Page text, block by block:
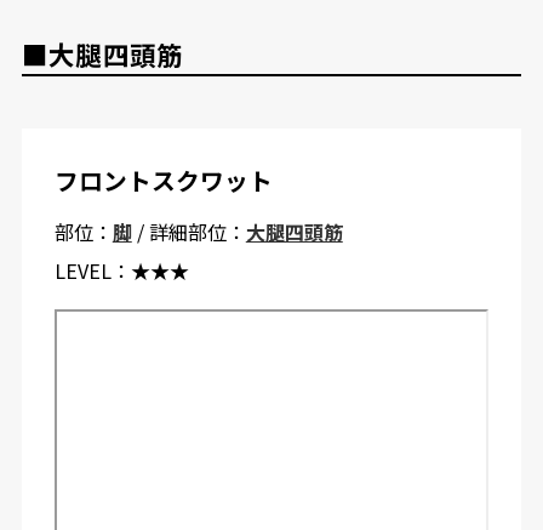
■大腿四頭筋
フロントスクワット
部位： 脚/ 詳細部位： 大腿四頭筋
LEVEL： ★★★